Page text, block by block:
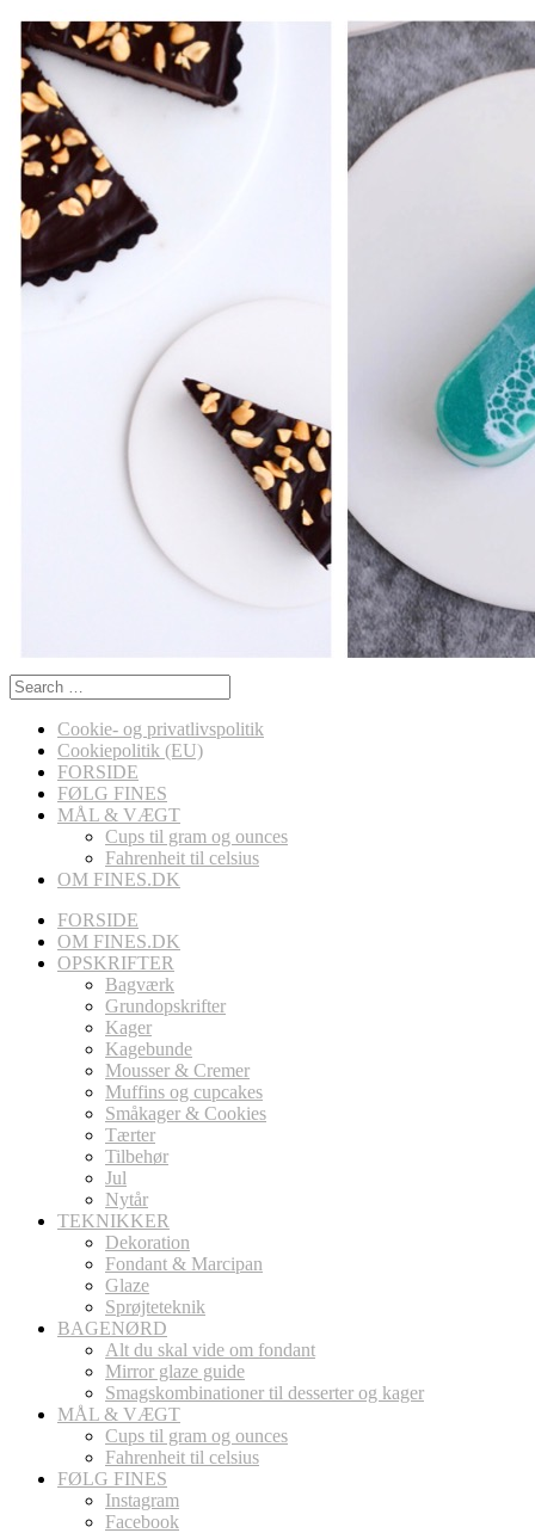
Search
for:
Cookie- og privatlivspolitik
Cookiepolitik (EU)
FORSIDE
FØLG FINES
MÅL & VÆGT
Cups til gram og ounces
Fahrenheit til celsius
OM FINES.DK
FORSIDE
OM FINES.DK
OPSKRIFTER
Bagværk
Grundopskrifter
Kager
Kagebunde
Mousser & Cremer
Muffins og cupcakes
Småkager & Cookies
Tærter
Tilbehør
Jul
Nytår
TEKNIKKER
Dekoration
Fondant & Marcipan
Glaze
Sprøjteteknik
BAGENØRD
Alt du skal vide om fondant
Mirror glaze guide
Smagskombinationer til desserter og kager
MÅL & VÆGT
Cups til gram og ounces
Fahrenheit til celsius
FØLG FINES
Instagram
Facebook